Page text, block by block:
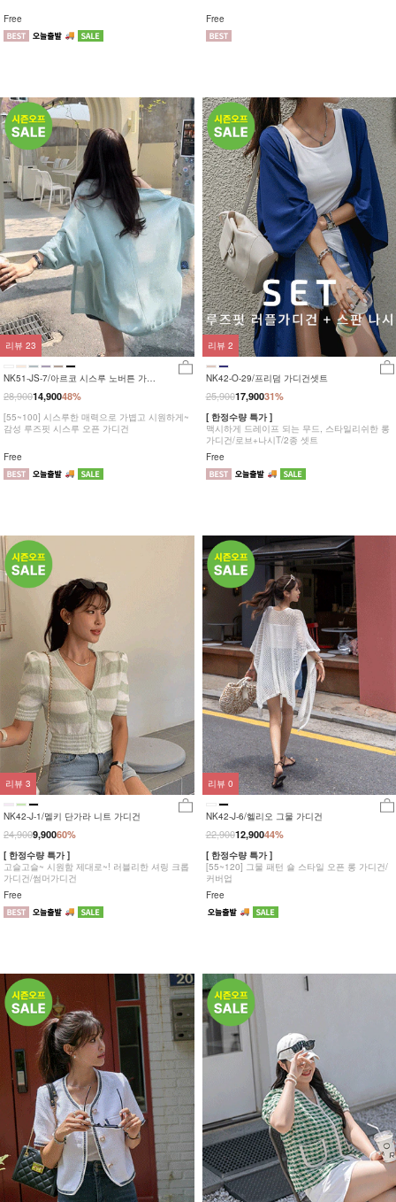
Free Free
NK51-JS-7/아르코 시스루 노버튼 가디
건
48%
28,90014,900
[55~100] 시스루한 매력으로 가볍고 시원하게~
감성 루즈핏 시스루 오픈 가디건
Free
리뷰 23
NK42-O-29/프리덤 가디건셋트
31%
25,90017,900
[ 한정수량 특가 ]
맥시하게 드레이프 되는 무드, 스타일리쉬한 롱
가디건/로브+나시T/2종 셋트
Free
리뷰 2
NK42-J-1/멜키 단가라 니트 가디건
60%
24,9009,900
[ 한정수량 특가 ]
고슬고슬~ 시원함 제대로~! 러블리한 셔링 크롭
가디건/썸머가디건
Free
리뷰 3
NK42-J-6/헬리오 그물 가디건
44%
22,90012,900
[ 한정수량 특가 ]
[55~120] 그물 패턴 숄 스타일 오픈 롱 가디건/
커버업
Free
리뷰 0